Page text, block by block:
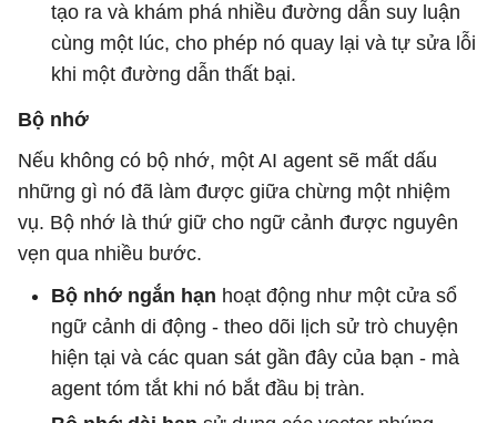
tạo ra và khám phá nhiều đường dẫn suy luận
cùng một lúc, cho phép nó quay lại và tự sửa lỗi
khi một đường dẫn thất bại.
Bộ nhớ
Nếu không có bộ nhớ, một AI agent sẽ mất dấu
những gì nó đã làm được giữa chừng một nhiệm
vụ. Bộ nhớ là thứ giữ cho ngữ cảnh được nguyên
vẹn qua nhiều bước.
Bộ nhớ ngắn hạn hoạt động như một cửa sổ
ngữ cảnh di động - theo dõi lịch sử trò chuyện
hiện tại và các quan sát gần đây của bạn - mà
agent tóm tắt khi nó bắt đầu bị tràn.